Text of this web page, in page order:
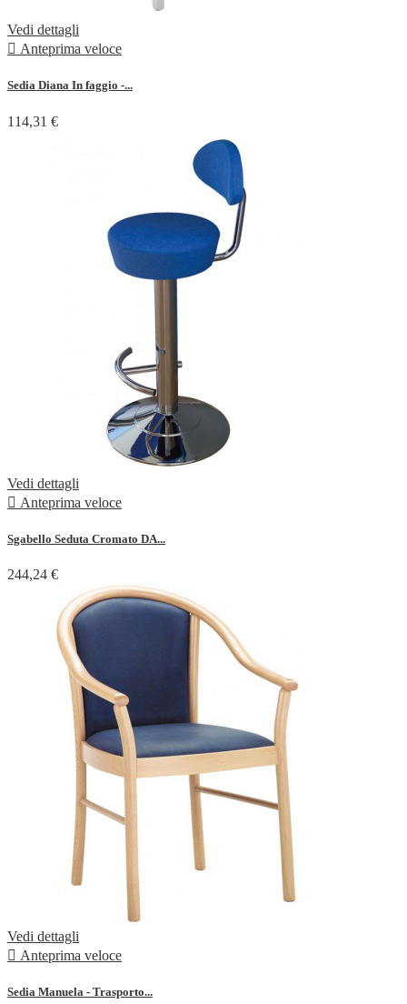
Vedi dettagli
 Anteprima veloce
Sedia Diana In faggio -...
114,31 €
Vedi dettagli
 Anteprima veloce
Sgabello Seduta Cromato DA...
244,24 €
Vedi dettagli
 Anteprima veloce
Sedia Manuela - Trasporto...